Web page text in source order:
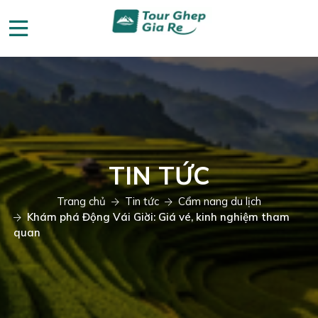
TIN TỨC
Trang chủ Tin tức
Cẩm nang du lịch
Khám phá Động Vái Giời: Giá vé, kinh nghiệm tham
quan